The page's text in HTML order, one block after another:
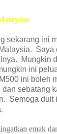
sekarang ini
Saya
Mungkin
ini
ini boleh
sebatang
Semoga duit
emak